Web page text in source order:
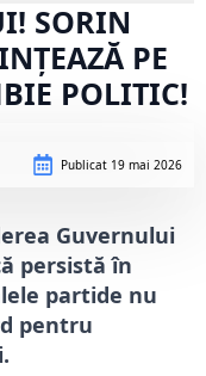
SORIN
PE
POLITIC!
Publicat 19 mai 2026
Guvernului
persistă în
partide nu
pentru